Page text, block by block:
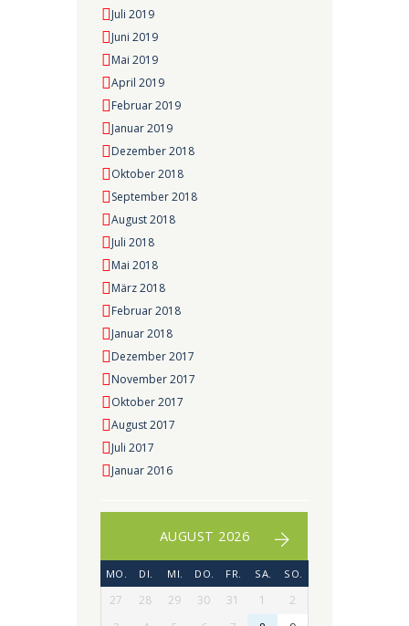
Juli 2019
Juni 2019
Mai 2019
April 2019
Februar 2019
Januar 2019
Dezember 2018
Oktober 2018
September 2018
August 2018
Juli 2018
Mai 2018
März 2018
Februar 2018
Januar 2018
Dezember 2017
November 2017
Oktober 2017
August 2017
Juli 2017
Januar 2016
AUGUST 2026
MO. DI. MI. DO. FR. SA. SO.
27 28 29 30 31 1
2